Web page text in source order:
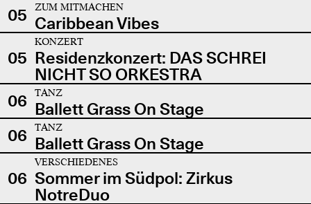
05
ZUM MITMACHEN
Caribbean Vibes
05
KONZERT
Residenzkonzert: DAS SCHREI
NICHT SO ORKESTRA
06
TANZ
Ballett Grass On Stage
06
TANZ
Ballett Grass On Stage
06
VERSCHIEDENES
Sommer im Südpol: Zirkus
NotreDuo